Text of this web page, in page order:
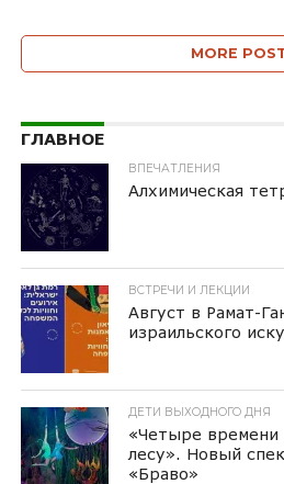
MORE
ГЛАВНОЕ
ВПЕЧАТЛЕНИЯ
Алхимическая
ВСТРЕЧИ И ЛЕКЦИИ
Август в Рамат-
израильского
ДЕТИ ВЫХОДНОГО ДНЯ
«Четыре времени
лесу». Новый
«Браво»